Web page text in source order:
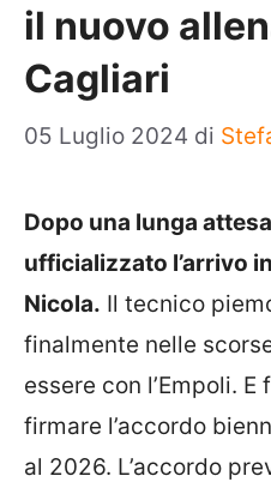
il nuovo
Cagliari
05 Luglio 2024 di
Dopo una lunga
ufficializzato l’arrivo
Nicola. Il tecnico
finalmente nelle
essere con l’Empoli.
firmare l’accordo
al 2026. L’accordo